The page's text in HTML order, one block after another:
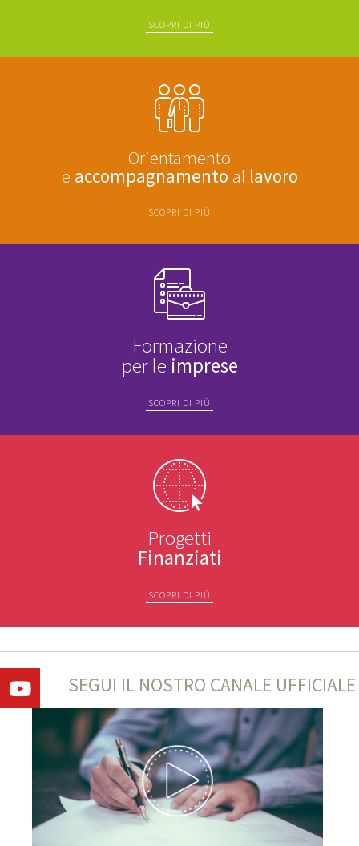
SCOPRI DI PIÙ
Orientamento
e accompagnamento al lavoro
SCOPRI DI PIÙ
Formazione
per le imprese
SCOPRI DI PIÙ
Progetti
Finanziati
SCOPRI DI PIÙ
SEGUI IL NOSTRO CANALE UFFICIALE